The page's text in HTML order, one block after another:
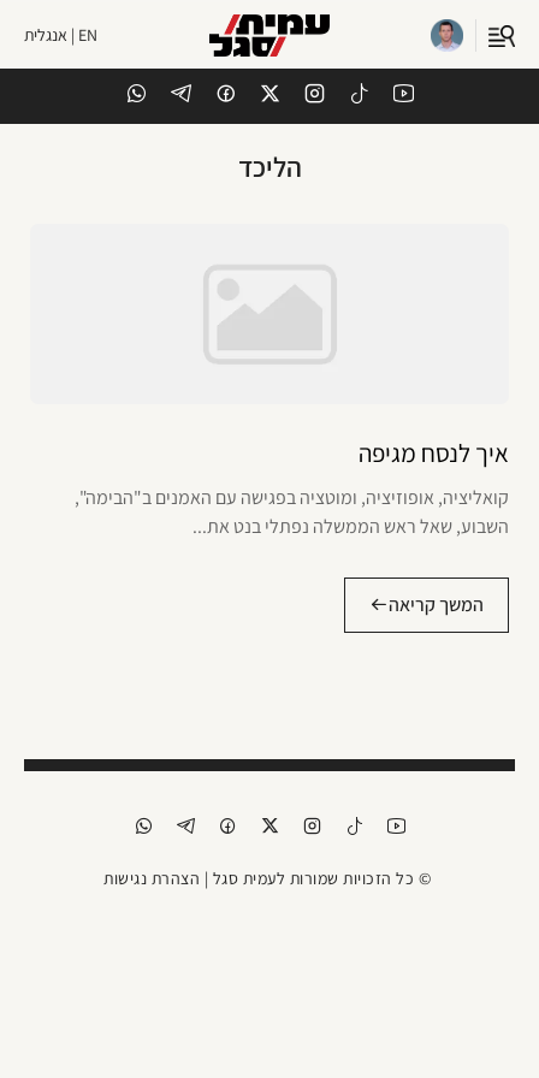
EN | אנגלית
הליכד
איך לנסח מגיפה
קואליציה, אופוזיציה, ומוטציה בפגישה עם האמנים ב"הבימה",
השבוע, שאל ראש הממשלה נפתלי בנט את...
המשך קריאה
© כל הזכויות שמורות לעמית סגל | הצהרת נגישות